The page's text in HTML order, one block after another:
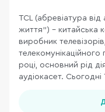
TCL (абревіатура
життя") - китайська
виробник
році, основний рід
аудіокасет.